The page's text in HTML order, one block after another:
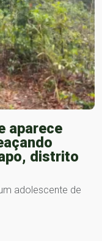
aparece
distrito
adolescente de